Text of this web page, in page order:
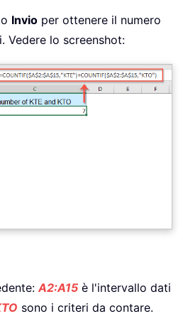
Invio per ottenere il numero
Vedere lo screenshot:
A2:A15 è l'intervallo dati
sono i criteri da contare.